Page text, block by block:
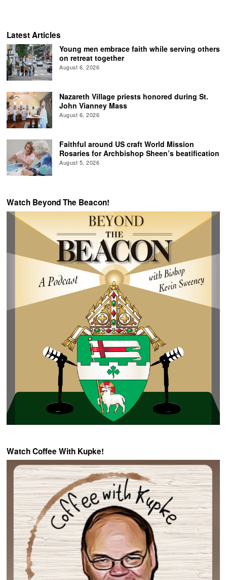
Latest Articles
Young men embrace faith while serving others
on retreat together
August 6, 2026
Nazareth Village priests honored during St.
John Vianney Mass
August 6, 2026
Faithful around US craft World Mission
Rosaries for Archbishop Sheen’s beatification
August 5, 2026
Watch Beyond The Beacon!
Watch Coffee With Kupke!